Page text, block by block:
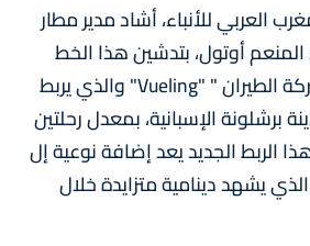
العربي للأنباء، أشاد مدير مطار
المنعم أوتول، بتدشين هذا الخط
الجوي الذي تؤمنه شركة الطيران " "Vueling" والذي يربط
برشلونة الإسبانية، بمعدل رحلتين
الربط الجديد يعد إضافة نوعية إل
يشهد دينامية متزايدة خلال